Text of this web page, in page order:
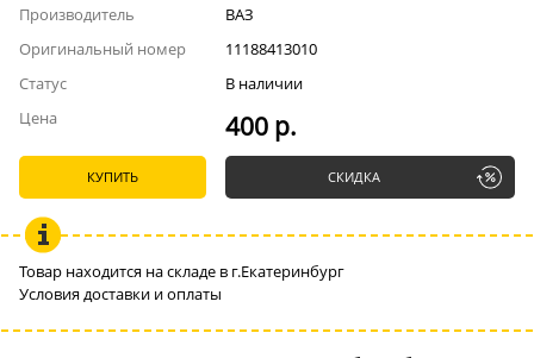
Производитель
ВАЗ
Оригинальный номер
11188413010
Статус
В наличии
Цена
400 р.
КУПИТЬ СКИДКА
Товар находится на складе в г.Екатеринбург
Условия доставки и оплаты